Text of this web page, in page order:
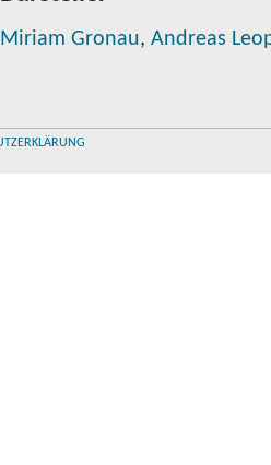
Miriam Gronau, Andreas